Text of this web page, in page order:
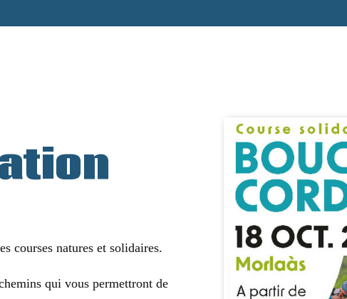
courses natures et solidaires.
qui vous permettront de